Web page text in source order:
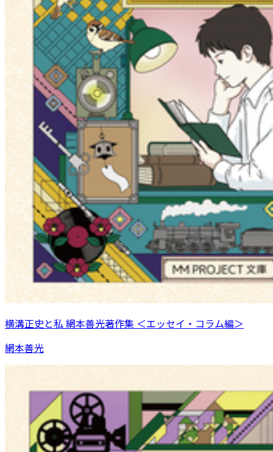
横溝正史と私 網本善光著作集 ＜エッセイ・コラム編＞
網本善光